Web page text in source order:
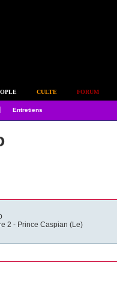
CULTE FORUM
Entretiens
2 - Prince Caspian (Le)